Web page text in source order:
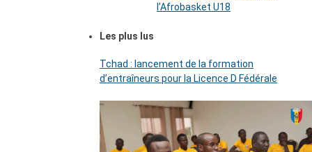
l’Afrobasket U18
Les plus lus
Tchad : lancement de la formation
d’entraîneurs pour la Licence D Fédérale